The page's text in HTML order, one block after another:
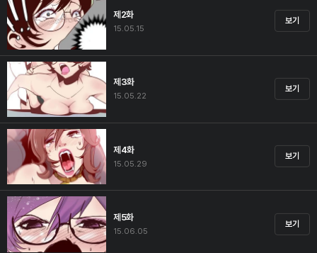
제2화
15.05.15
보기
제3화
15.05.22
보기
제4화
15.05.29
보기
제5화
15.06.05
보기